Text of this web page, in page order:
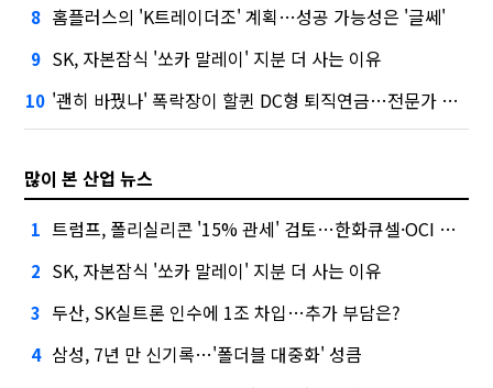
8 홈플러스의 'K트레이더조' 계획…성공 가능성은 '글쎄'
9 SK, 자본잠식 '쏘카 말레이' 지분 더 사는 이유
10 '괜히 바꿨나' 폭락장이 할퀸 DC형 퇴직연금…전문가 조언은
많이 본 산업 뉴스
1 트럼프, 폴리실리콘 '15% 관세' 검토…한화큐셀·OCI 영향은?
2 SK, 자본잠식 '쏘카 말레이' 지분 더 사는 이유
3 두산, SK실트론 인수에 1조 차입…추가 부담은?
4 삼성, 7년 만 신기록…'폴더블 대중화' 성큼